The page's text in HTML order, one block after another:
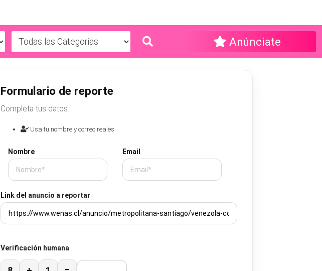
Anúnciate
Formulario de reporte
Completa tus datos.
Usa tu nombre y correo reales.
Nombre Email
Link del anuncio a reportar
Verificación humana